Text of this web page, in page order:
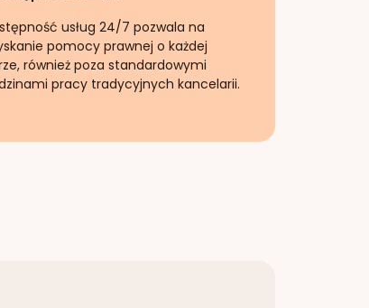
usług 24/7 pozwala na
pomocy prawnej o każdej
również poza standardowymi
pracy tradycyjnych kancelarii.